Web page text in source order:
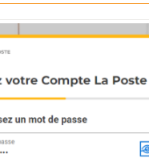
02 51 62 43
Nous
contacter